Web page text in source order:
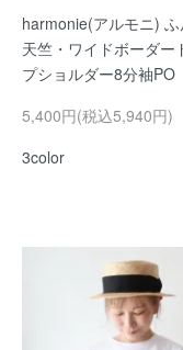
harmonie(アルモニ) ふ
天竺・ワイドボーダー
プショルダー8分袖PO
5,400円(税込5,940円)
3color